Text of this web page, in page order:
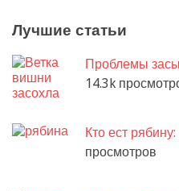
Лучшие статьи
Проблемы
14.3k
Кто ест
просмотров